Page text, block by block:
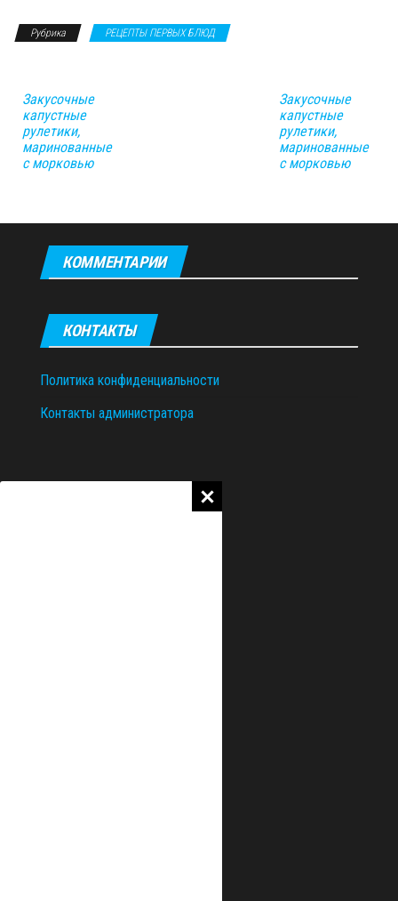
Рубрика РЕЦЕПТЫ ПЕРВЫХ БЛЮД
Закусочные
капустные
рулетики,
маринованные
с морковью
Закусочные
капустные
рулетики,
маринованные
с морковью
КОММЕНТАРИИ
КОНТАКТЫ
Политика конфиденциальности
Контакты администратора